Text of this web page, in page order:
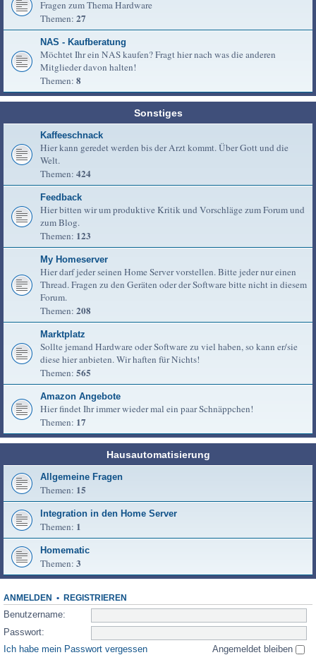
Fragen zum Thema Hardware
Themen: 27
NAS - Kaufberatung
Möchtet Ihr ein NAS kaufen? Fragt hier nach was die anderen
Mitglieder davon halten!
Themen: 8
Sonstiges
Kaffeeschnack
Hier kann geredet werden bis der Arzt kommt. Über Gott und die
Welt.
Themen: 424
Feedback
Hier bitten wir um produktive Kritik und Vorschläge zum Forum und
zum Blog.
Themen: 123
My Homeserver
Hier darf jeder seinen Home Server vorstellen. Bitte jeder nur einen
Thread. Fragen zu den Geräten oder der Software bitte nicht in diesem
Forum.
Themen: 208
Marktplatz
Sollte jemand Hardware oder Software zu viel haben, so kann er/sie
diese hier anbieten. Wir haften für Nichts!
Themen: 565
Amazon Angebote
Hier findet Ihr immer wieder mal ein paar Schnäppchen!
Themen: 17
Hausautomatisierung
Allgemeine Fragen
Themen: 15
Integration in den Home Server
Themen: 1
Homematic
Themen: 3
ANMELDEN • REGISTRIEREN
Benutzername:
Passwort:
Ich habe mein Passwort vergessen
Angemeldet bleiben